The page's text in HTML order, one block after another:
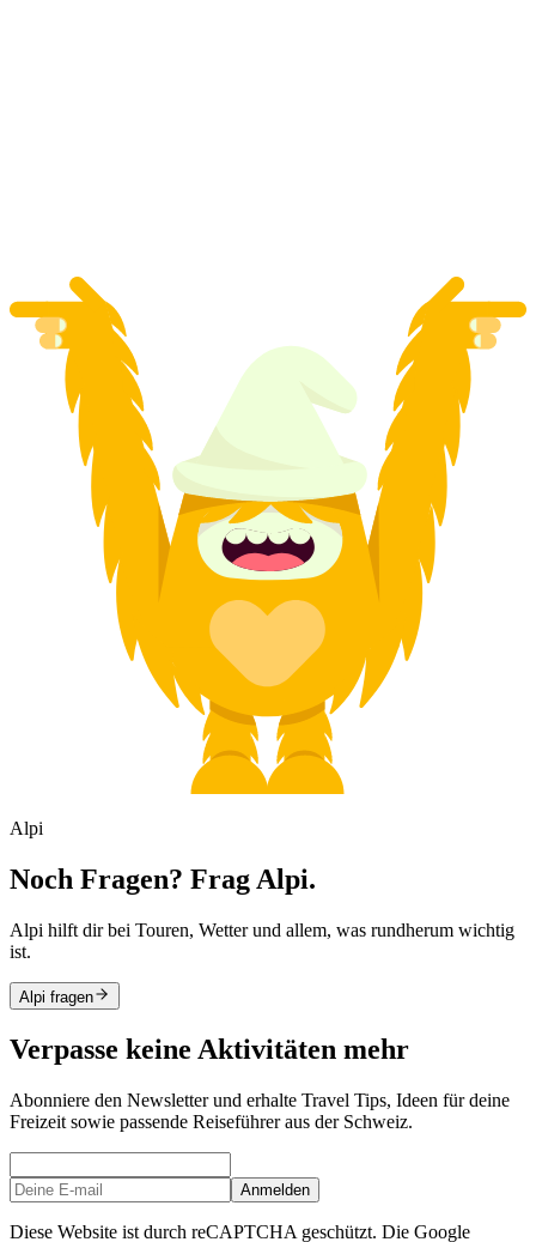
Alpi
Noch Fragen? Frag Alpi.
Alpi hilft dir bei Touren, Wetter und allem, was rundherum wichtig
ist.
Alpi fragen
Verpasse keine Aktivitäten mehr
Abonniere den Newsletter und erhalte Travel Tips, Ideen für deine
Freizeit sowie passende Reiseführer aus der Schweiz.
Anmelden
Diese Website ist durch reCAPTCHA geschützt. Die Google